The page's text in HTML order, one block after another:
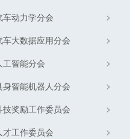
车动力学分会
车大数据应用分会
工智能分会
身智能机器人分会
技奖励工作委员会
才工作委员会